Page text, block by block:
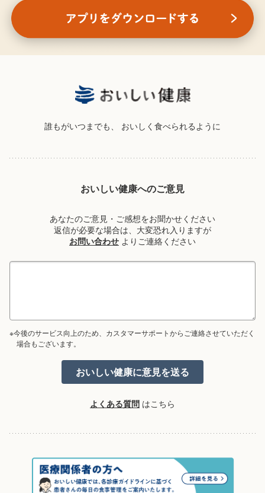
誰もがいつまでも、 おいしく食べられるように
おいしい健康へのご意見
あなたのご意見・ご感想をお聞かせください
返信が必要な場合は、大変恐れ入りますが
お問い合わせ よりご連絡ください
※今後のサービス向上のため、カスタマーサポートからご連絡させていただく
場合もございます。
よくある質問 はこちら